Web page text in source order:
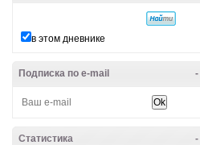
в этом дневнике
-
Подписка по e-mail
-
Статистика